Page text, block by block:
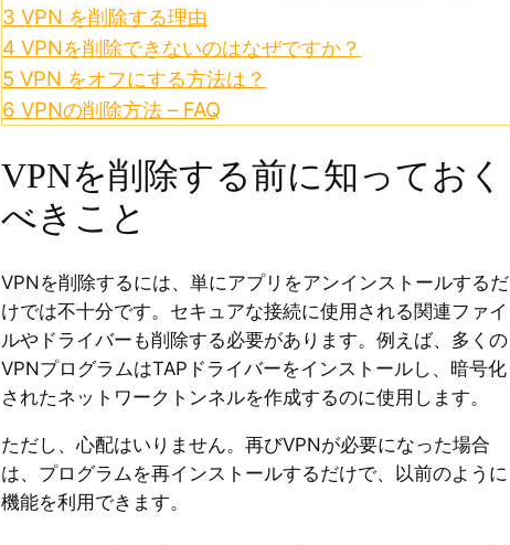
3 VPN を削除する理由
4 VPNを削除できないのはなぜですか？
5 VPN をオフにする方法は？
6 VPNの削除方法 – FAQ
VPNを削除する前に知っておく
べきこと
VPNを削除するには、単にアプリをアンインストールするだ
けでは不十分です。セキュアな接続に使用される関連ファイ
ルやドライバーも削除する必要があります。例えば、多くの
VPNプログラムはTAPドライバーをインストールし、暗号化
されたネットワークトンネルを作成するのに使用します。
ただし、心配はいりません。再びVPNが必要になった場合
は、プログラムを再インストールするだけで、以前のように
機能を利用できます。